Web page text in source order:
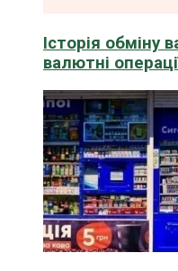
Історія обміну
валютні